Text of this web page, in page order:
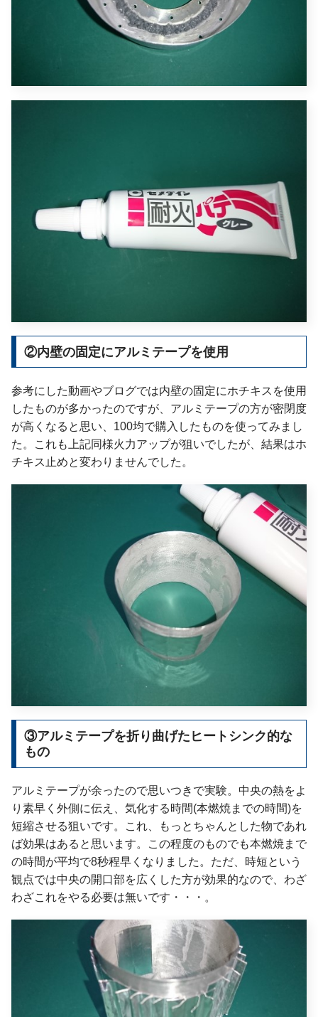
②内壁の固定にアルミテープを使用
参考にした動画やブログでは内壁の固定にホチキスを使用
したものが多かったのですが、アルミテープの方が密閉度
が高くなると思い、100均で購入したものを使ってみまし
た。これも上記同様火力アップが狙いでしたが、結果はホ
チキス止めと変わりませんでした。
③アルミテープを折り曲げたヒートシンク的な
もの
アルミテープが余ったので思いつきで実験。中央の熱をよ
り素早く外側に伝え、気化する時間(本燃焼までの時間)を
短縮させる狙いです。これ、もっとちゃんとした物であれ
ば効果はあると思います。この程度のものでも本燃焼まで
の時間が平均で8秒程早くなりました。ただ、時短という
観点では中央の開口部を広くした方が効果的なので、わざ
わざこれをやる必要は無いです・・・。